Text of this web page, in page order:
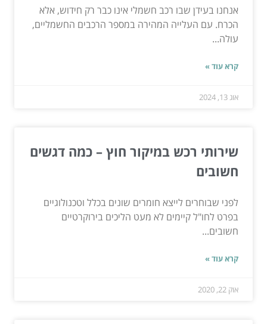
אנחנו בעידן שבו רכב חשמלי אינו כבר רק חידוש, אלא
הכרח. עם העלייה המהירה במספר הרכבים החשמליים,
עולה...
קרא עוד »
אוג 13, 2024
שירותי רכש במיקור חוץ – כמה דגשים
חשובים
לפני שבוחרים לייצא חומרים שונים בכלל וטכנולוגיים
בפרט לחו"ל קיימים לא מעט הליכים בירוקרטיים
חשובים...
קרא עוד »
אוק 22, 2020